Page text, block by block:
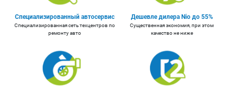
Специализированный автосервис
Специализированная сеть техцентров по
ремонту авто
Дешевле дилера Nio до 55%
Существенная экономия, при этом
качество не ниже